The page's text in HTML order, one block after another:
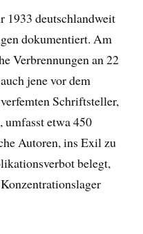
1933 deutschlandweit
dokumentiert. Am
Verbrennungen an 22
jene vor dem
Schriftsteller,
umfasst etwa 450
Autoren, ins Exil zu
belegt,